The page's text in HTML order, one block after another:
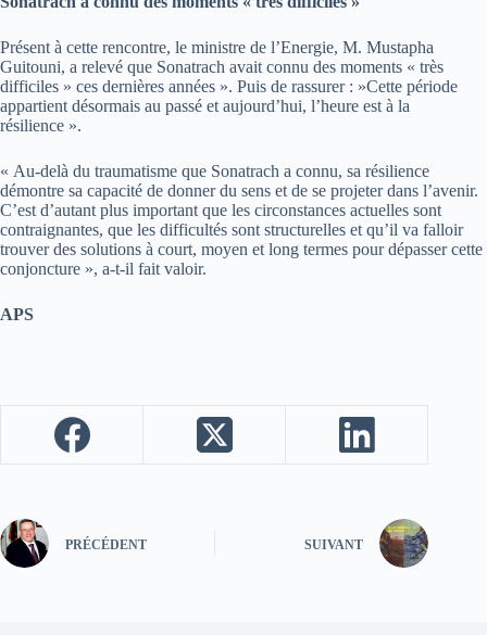
Présent à cette rencontre, le ministre de l’Energie, M. Mustapha
Guitouni, a relevé que Sonatrach avait connu des moments « très
difficiles » ces dernières années ». Puis de rassurer : »Cette période
appartient désormais au passé et aujourd’hui, l’heure est à la
résilience ».
« Au-delà du traumatisme que Sonatrach a connu, sa résilience
démontre sa capacité de donner du sens et de se projeter dans l’avenir.
C’est d’autant plus important que les circonstances actuelles sont
contraignantes, que les difficultés sont structurelles et qu’il va falloir
trouver des solutions à court, moyen et long termes pour dépasser cette
conjoncture », a-t-il fait valoir.
APS
PRÉCÉDENT SUIVANT